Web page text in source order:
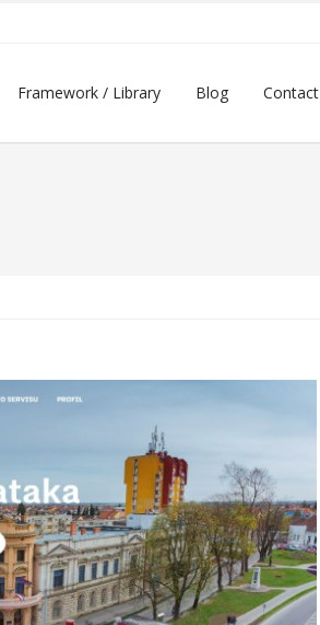
Framework / Library Blog Contact